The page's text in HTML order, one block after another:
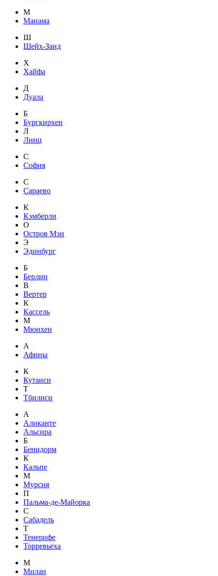
М
Манама
Ш
Шейх-Заид
Х
Хайфа
Д
Дуала
Б
Бургкирхен
Л
Линц
С
София
С
Сараево
К
Кэмберли
О
Остров Мэн
Э
Эдинбург
Б
Берлин
В
Вертер
К
Кассель
М
Мюнхен
А
Афины
К
Кутаиси
Т
Тбилиси
А
Аликанте
Альсира
Б
Бенидорм
К
Кальпе
М
Мурсия
П
Пальма-де-Майорка
С
Сабадель
Т
Тенерифе
Торревьеха
М
Милан